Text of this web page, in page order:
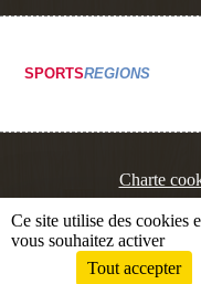
SPORTSREGIONS
Charte
Envie de participer ?
Ce site utilise des cookies
vous souhaitez activer
Tout accepter